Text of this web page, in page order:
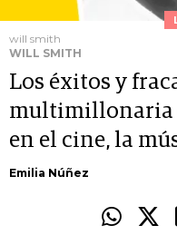
will smith
WILL SMITH
Los éxitos y
multimillonaria
en el cine, la
Emilia Núñez